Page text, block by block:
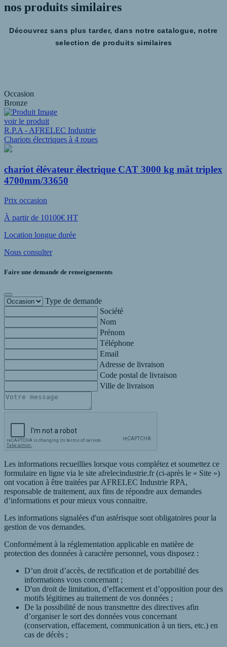
nos produits similaires
Découvrez sans plus tarder, dans notre catalogue, notre
selection de produits similaires
Occasion
Bronze
voir le produit
R.P.A - AFRELEC Industrie
Chariots électriques à 4 roues
chariot élévateur électrique CAT 3000 kg mât triplex
4700mm/33650
Prix occasion
À partir de 10100€ HT
Location longue durée
Nous consulter
Faire une demande de renseignements
Type de demande
Société
Nom
Prénom
Téléphone
Email
Adresse de livraison
Code postal de livraison
Ville de livraison
Les informations recueillies lorsque vous complétez et soumettez ce
formulaire en ligne via le site afrelecindustrie.fr (ci-après le « Site »)
ont vocation à être traitées par AFRELEC Industrie RPA,
responsable de traitement, aux fins de répondre aux demandes
d’informations et pour mieux vous connaitre.
Les informations signalées d'un astérisque sont obligatoires pour la
gestion de vos demandes.
Conformément à la réglementation applicable en matière de
protection des données à caractère personnel, vous disposez :
D’un droit d’accès, de rectification et de portabilité des
informations vous concernant ;
D'un droit de limitation, d’effacement et d’opposition pour des
motifs légitimes au traitement de vos données ;
De la possibilité de nous transmettre des directives afin
d’organiser le sort des données vous concernant
(conservation, effacement, communication à un tiers, etc.) en
cas de décès ;